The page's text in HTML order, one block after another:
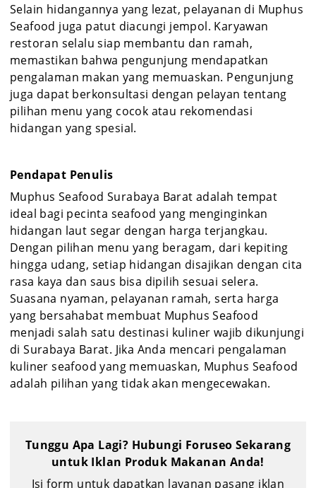
Selain hidangannya yang lezat, pelayanan di Muphus
Seafood juga patut diacungi jempol. Karyawan
restoran selalu siap membantu dan ramah,
memastikan bahwa pengunjung mendapatkan
pengalaman makan yang memuaskan. Pengunjung
juga dapat berkonsultasi dengan pelayan tentang
pilihan menu yang cocok atau rekomendasi
hidangan yang spesial.
Pendapat Penulis
Muphus Seafood Surabaya Barat adalah tempat
ideal bagi pecinta seafood yang menginginkan
hidangan laut segar dengan harga terjangkau.
Dengan pilihan menu yang beragam, dari kepiting
hingga udang, setiap hidangan disajikan dengan cita
rasa kaya dan saus bisa dipilih sesuai selera.
Suasana nyaman, pelayanan ramah, serta harga
yang bersahabat membuat Muphus Seafood
menjadi salah satu destinasi kuliner wajib dikunjungi
di Surabaya Barat. Jika Anda mencari pengalaman
kuliner seafood yang memuaskan, Muphus Seafood
adalah pilihan yang tidak akan mengecewakan.
Tunggu Apa Lagi? Hubungi Foruseo Sekarang
untuk Iklan Produk Makanan Anda!
Isi form untuk dapatkan layanan pasang iklan